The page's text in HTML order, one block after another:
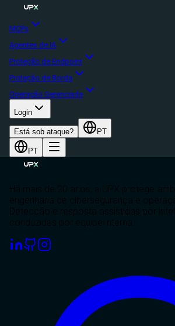
MCPs
Agentes de IA
Proteção de Endpoint
Proteção de Borda
Operação Gerenciada
Login
Está sob ataque? PT
PT